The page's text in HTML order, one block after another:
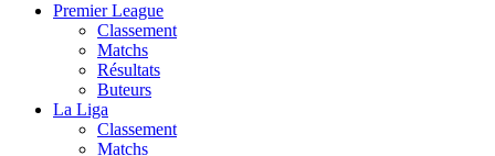
Premier League
Classement
Matchs
Résultats
Buteurs
La Liga
Classement
Matchs